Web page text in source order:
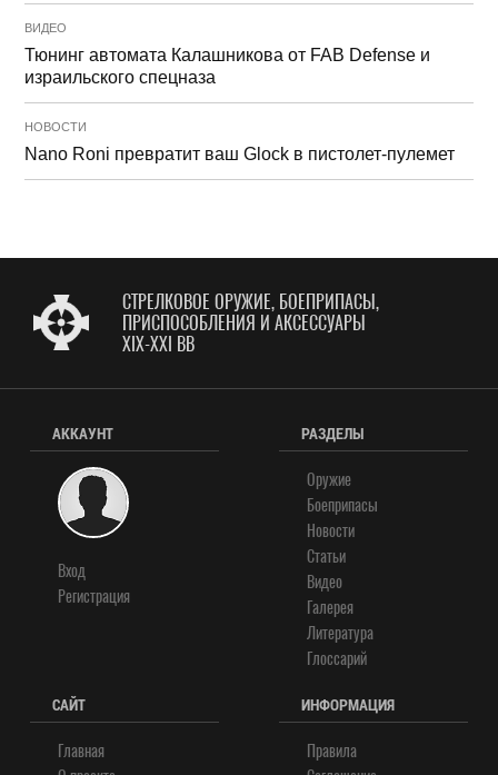
ВИДЕО
Тюнинг автомата Калашникова от FAB Defense и
израильского спецназа
НОВОСТИ
Nano Roni превратит ваш Glock в пистолет-пулемет
СТРЕЛКОВОЕ ОРУЖИЕ, БОЕПРИПАСЫ,
ПРИСПОСОБЛЕНИЯ И АКСЕССУАРЫ
XIX-XXI ВВ
АККАУНТ
Вход
Регистрация
РАЗДЕЛЫ
Оружие
Боеприпасы
Новости
Статьи
Видео
Галерея
Литература
Глоссарий
САЙТ
Главная
ИНФОРМАЦИЯ
Правила